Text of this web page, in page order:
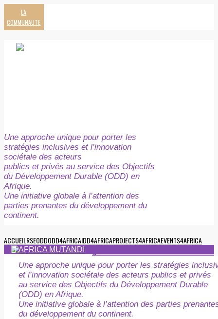
LA
COMMUNAUTE
Une approche unique pour porter les
stratégies inclusives et l’innovation
sociétale des acteurs
publics et privés au service des Objectifs
du Développement Durable (ODD) en
Afrique.
Une initiative globale à l’attention des
parties prenantes du développement du
continent.
ACCUEILRSEODDODD4AFRICAIDD4AFRICAPROJECTS4AFRICAEVENTS4AFRICA
Une approche unique pour porter les stratégies
et l’innovation sociétale des acteurs publics et privés
au service des Objectifs du Développement Durable
(ODD) en Afrique.
Une initiative globale à l’attention des parties
du développement du continent.